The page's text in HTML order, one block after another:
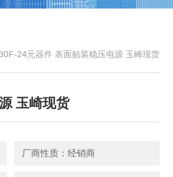
24元器件 表面贴装稳压电源 玉崎现货
玉崎现货
厂商性质：经销商